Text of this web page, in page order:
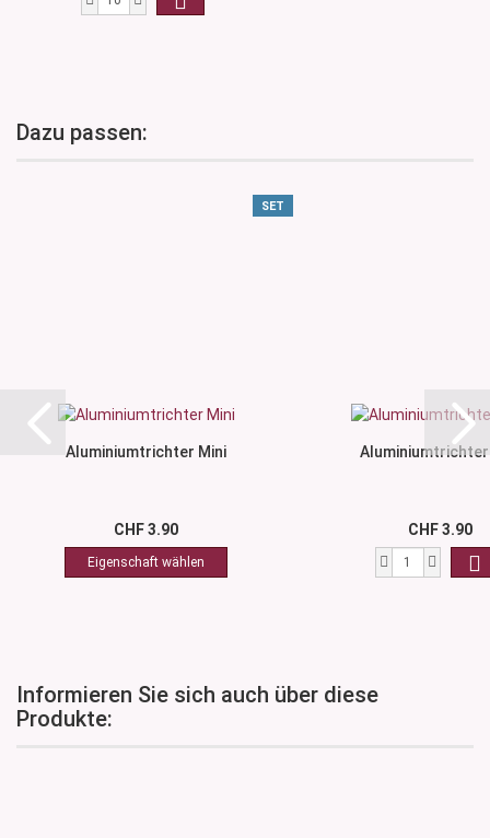
Dazu passen:
SET
Aluminiumtrichter Mini
CHF 3.90
Aluminiumtrichter
CHF 3.90
Informieren Sie sich auch über diese
Produkte: